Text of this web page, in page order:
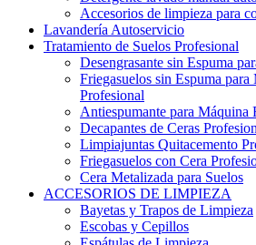
Accesorios de limpieza para
Lavandería Autoservicio
Tratamiento de Suelos Profesional
Desengrasante sin Espuma
Friegasuelos sin Espuma para
Profesional
Antiespumante para Máquina
Decapantes de Ceras
Limpiajuntas Quitacemento
Friegasuelos con Cera
Cera Metalizada para Suelos
ACCESORIOS DE LIMPIEZA
Bayetas y Trapos de Limpieza
Escobas y Cepillos